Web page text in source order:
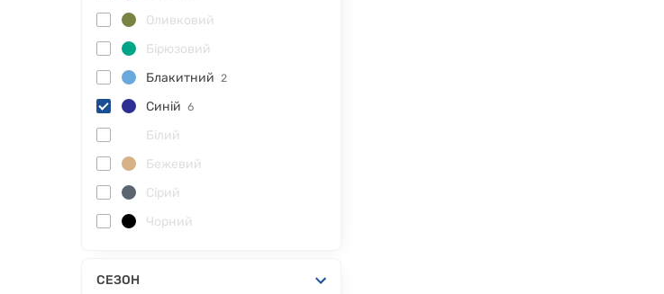
Оливковий
Бірюзовий
Блакитний 2
Синій 6
Білий
Бежевий
Сірий
Чорний
СЕЗОН